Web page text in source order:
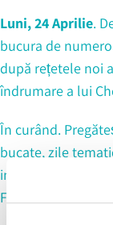
Luni, 24 Aprilie.
bucura de
după rețetele noi
îndrumare a lui
În curând.
bucate, zile
invitați speciali
Foa.